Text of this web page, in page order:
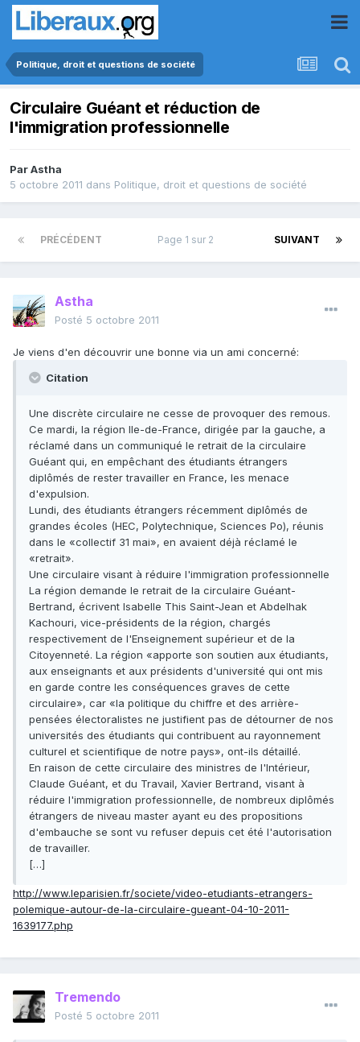
Politique, droit et questions de société
Circulaire Guéant et réduction de
l'immigration professionnelle
ParAstha
5 octobre 2011 dans Politique, droit et questions de société
PRÉCÉDENT SUIVANT
Page 1 sur 2
Astha
Posté 5 octobre 2011
Je viens d'en découvrir une bonne via un ami concerné:
Citation
Une discrète circulaire ne cesse de provoquer des remous.
Ce mardi, la région Ile-de-France, dirigée par la gauche, a
réclamé dans un communiqué le retrait de la circulaire
Guéant qui, en empêchant des étudiants étrangers
diplômés de rester travailler en France, les menace
d'expulsion.
Lundi, des étudiants étrangers récemment diplômés de
grandes écoles (HEC, Polytechnique, Sciences Po), réunis
dans le «collectif 31 mai», en avaient déjà réclamé le
«retrait».
Une circulaire visant à réduire l'immigration professionnelle
La région demande le retrait de la circulaire Guéant-
Bertrand, écrivent Isabelle This Saint-Jean et Abdelhak
Kachouri, vice-présidents de la région, chargés
respectivement de l'Enseignement supérieur et de la
Citoyenneté. La région «apporte son soutien aux étudiants,
aux enseignants et aux présidents d'université qui ont mis
en garde contre les conséquences graves de cette
circulaire», car «la politique du chiffre et des arrière-
pensées électoralistes ne justifient pas de détourner de nos
universités des étudiants qui contribuent au rayonnement
culturel et scientifique de notre pays», ont-ils détaillé.
En raison de cette circulaire des ministres de l'Intérieur,
Claude Guéant, et du Travail, Xavier Bertrand, visant à
réduire l'immigration professionnelle, de nombreux diplômés
étrangers de niveau master ayant eu des propositions
d'embauche se sont vu refuser depuis cet été l'autorisation
de travailler.
[…]
http://www.leparisien.fr/societe/video-etudiants-etrangers-
polemique-autour-de-la-circulaire-gueant-04-10-2011-
1639177.php
Tremendo
Posté 5 octobre 2011